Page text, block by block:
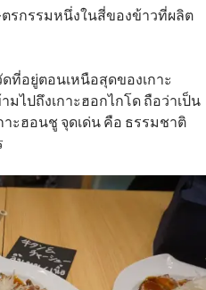
รกรรมหนึ่งในสี่ของข้าวที่ผลิต
ที่อยู่ตอนเหนือสุดของเกาะ
ไปถึงเกาะฮอกไกโด ถือว่าเป็น
ะฮอนชู จุดเด่น คือ ธรรมชาติ